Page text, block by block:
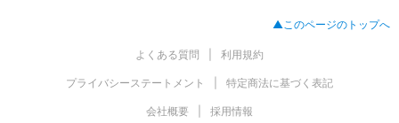
▲このページのトップへ
よくある質問 利用規約
プライバシーステートメント 特定商法に基づく表記
会社概要 採用情報